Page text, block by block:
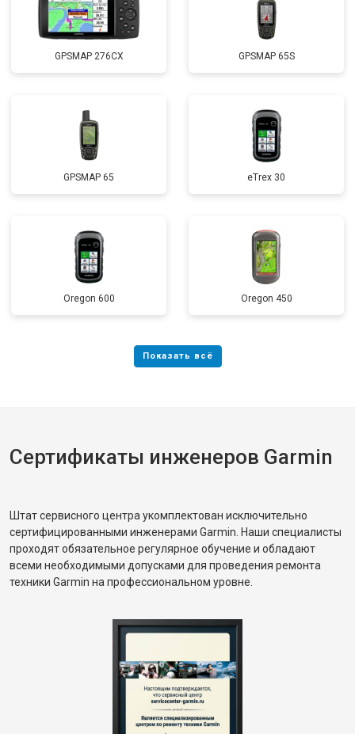
GPSMAP 276CX GPSMAP 65S
GPSMAP 65 eTrex 30
Oregon 600 Oregon 450
Сертификаты инженеров Garmin
Штат сервисного центра укомплектован исключительно
сертифицированными инженерами Garmin. Наши специалисты
проходят обязательное регулярное обучение и обладают
всеми необходимыми допусками для проведения ремонта
техники Garmin на профессиональном уровне.